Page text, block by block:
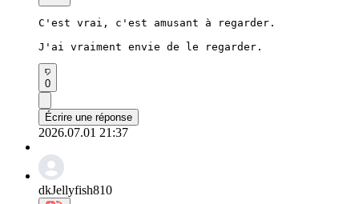
C'est vrai, c'est amusant à regarder.
J'ai vraiment envie de le regarder.
0
Écrire une réponse
2026.07.01 21:37
dkJellyfish810